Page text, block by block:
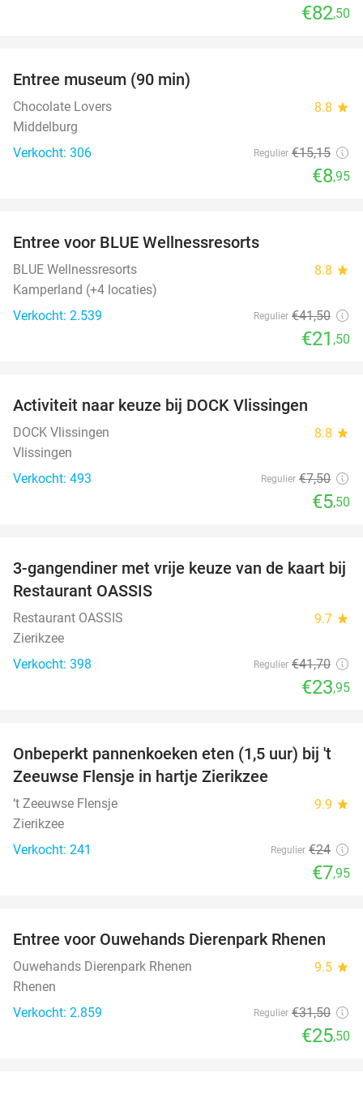
€82,50
Entree museum (90 min)
Chocolate Lovers 8.8 star
Middelburg
Verkocht: 306
Regulier €15,15
€8,95
Entree voor BLUE Wellnessresorts
BLUE Wellnessresorts 8.8 star
Kamperland (+4 locaties)
Verkocht: 2.539
Regulier €41,50
€21 ,50
Activiteit naar keuze bij DOCK Vlissingen
DOCK Vlissingen 8.8 star
Vlissingen
Verkocht: 493
Regulier €7,50
€5,50
43%
3-gangendiner met vrije keuze van de kaart bij
Restaurant OASSIS
Restaurant OASSIS 9.7 star
Zierikzee
Verkocht: 398
Regulier €41,70
€23,95
67%
Onbeperkt pannenkoeken eten (1,5 uur) bij 't
Zeeuwse Flensje in hartje Zierikzee
‘t Zeeuwse Flensje 9.9 star
Zierikzee
Verkocht: 241
Regulier €24
€7,95
19%
Entree voor Ouwehands Dierenpark Rhenen
Ouwehands Dierenpark Rhenen 9.5 star
Rhenen
Verkocht: 2.859
Regulier €31,50
€25,50